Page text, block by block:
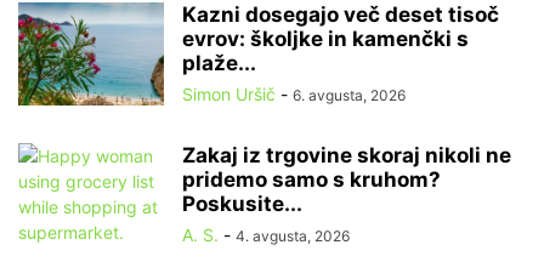
Kazni dosegajo več deset tisoč
evrov: školjke in kamenčki s
plaže...
Simon Uršič - 6. avgusta, 2026
Zakaj iz trgovine skoraj nikoli ne
pridemo samo s kruhom?
Poskusite...
A. S. - 4. avgusta, 2026